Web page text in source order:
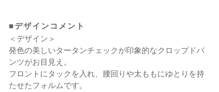
■デザインコメント
＜デザイン＞
発色の美しいタータンチェックが印象的なクロップドパ
ンツがお目見え。
フロントにタックを入れ、腰回りや太ももにゆとりを持
たせたフォルムです。